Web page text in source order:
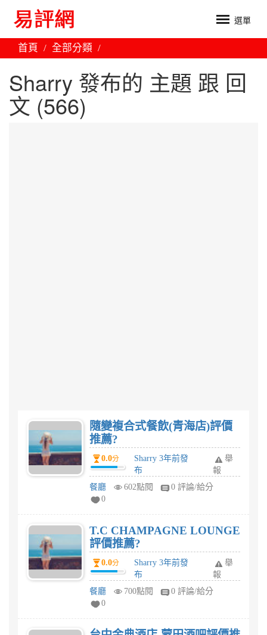
選單
首頁 全部分類
Sharry 發布的 主題 跟 回
文 (566)
隨變複合式餐飲(青海店)評價
推薦?
0.0分
Sharry 3年前發
布
舉
報
餐廳
602點閱
0 評論/給分
0
T.C CHAMPAGNE LOUNGE
評價推薦?
0.0分
Sharry 3年前發
布
舉
報
餐廳
700點閱
0 評論/給分
0